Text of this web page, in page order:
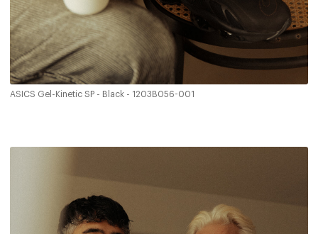
ASICS Gel-Kinetic SP - Black - 1203B056-001